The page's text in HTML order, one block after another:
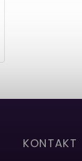
KONTAKT